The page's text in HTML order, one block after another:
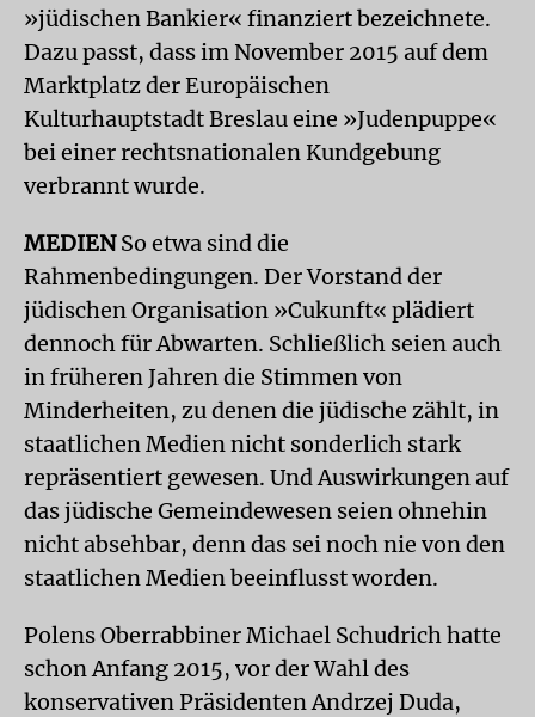
»jüdischen Bankier« finanziert bezeichnete.
Dazu passt, dass im November 2015 auf dem
Marktplatz der Europäischen
Kulturhauptstadt Breslau eine »Judenpuppe«
bei einer rechtsnationalen Kundgebung
verbrannt wurde.
MEDIENSo etwa sind die
Rahmenbedingungen. Der Vorstand der
jüdischen Organisation »Cukunft« plädiert
dennoch für Abwarten. Schließlich seien auch
in früheren Jahren die Stimmen von
Minderheiten, zu denen die jüdische zählt, in
staatlichen Medien nicht sonderlich stark
repräsentiert gewesen. Und Auswirkungen auf
das jüdische Gemeindewesen seien ohnehin
nicht absehbar, denn das sei noch nie von den
staatlichen Medien beeinflusst worden.
Polens Oberrabbiner Michael Schudrich hatte
schon Anfang 2015, vor der Wahl des
konservativen Präsidenten Andrzej Duda,